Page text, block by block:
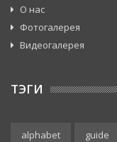
О нас
Фотогалерея
Видеогалерея
ТЭГИ
alphabet guide